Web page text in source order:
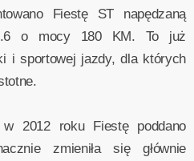
Fiestę ST napędzaną
1.6 o mocy 180 KM. To już
i sportowej jazdy, dla których
2012 roku Fiestę poddano
zmieniła się głównie